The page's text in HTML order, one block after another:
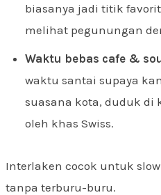
biasanya jadi titik
melihat pegunungan
Waktu bebas cafe &
waktu santai supaya
suasana kota, duduk di
oleh khas Swiss.
Interlaken cocok untuk
tanpa terburu-buru.